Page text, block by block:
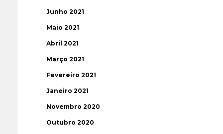
Junho 2021
Maio 2021
Abril 2021
Março 2021
Fevereiro 2021
Janeiro 2021
Novembro 2020
Outubro 2020